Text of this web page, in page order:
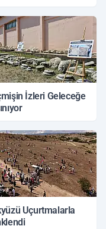
İzleri Geleceğe
Uçurtmalarla